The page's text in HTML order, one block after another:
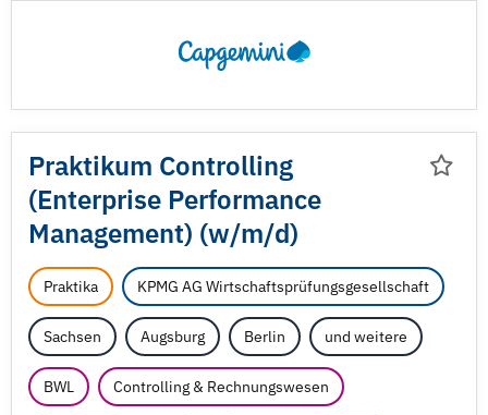
Praktikum Controlling
(Enterprise Performance
Management) (w/m/d)
Praktika KPMG AG Wirtschaftsprüfungsgesellschaft
Sachsen Augsburg Berlin und weitere
BWL Controlling & Rechnungswesen